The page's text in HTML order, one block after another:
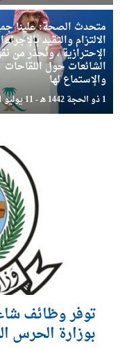
متحدث الصحة: علينا
الالتزام والتقيد
الإحترازية ، ونُحذر من
الشائعات حول اللقاحات
والإستماع لها
1 ذو الحجة 1442 هـ - 11 يوليو 2021 م
توفر وظائف
بوزارة الحرس